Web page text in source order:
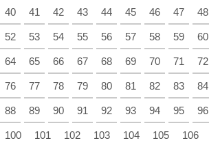
40 41 42 43 44 45 46 47 48
52 53 54 55 56 57 58 59 60
64 65 66 67 68 69 70 71 72
76 77 78 79 80 81 82 83 84
88 89 90 91 92 93 94 95 96
100 101 102 103 104 105 106